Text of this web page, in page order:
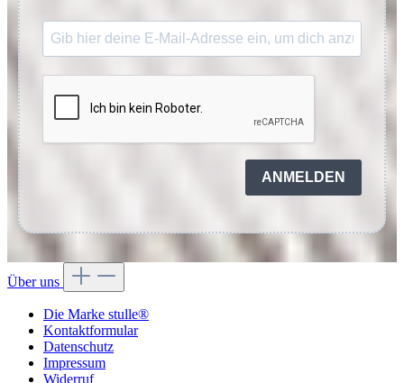
ANMELDEN
Über uns
Die Marke stulle®
Kontaktformular
Datenschutz
Impressum
Widerruf